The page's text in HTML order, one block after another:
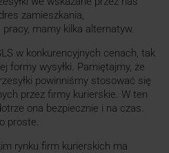
zamieszkania,
mamy kilka alternatyw.
w konkurencyjnych cenach, tak
formy wysyłki. Pamiętajmy, że
powinniśmy stosować się
przez firmy kurierskie. W ten
ona bezpiecznie i na czas.
proste.
rynku firm kurierskich ma